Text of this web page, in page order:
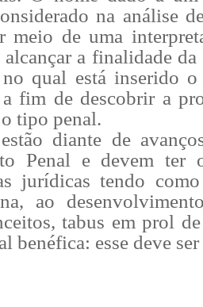
na análise
meio de uma
a finalidade
qual está inserido
fim de descobrir a
tipo penal.
diante de
Penal e devem ter
jurídicas tendo
ao
tabus em prol
benéfica: esse deve